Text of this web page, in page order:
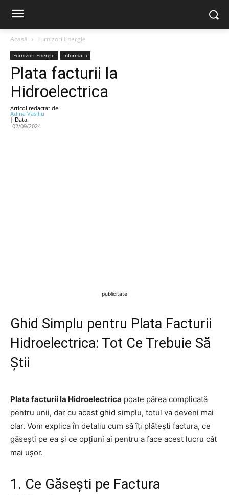
Acasă Furnizori Energie
Furnizori Energie Informatii
Plata facturii la
Hidroelectrica
Articol redactat de
Adina Vasiliu
| Data:
02/09/2024
publicitate
Ghid Simplu pentru Plata Facturii
Hidroelectrica: Tot Ce Trebuie Să
Știi
Plata facturii la Hidroelectrica poate părea complicată
pentru unii, dar cu acest ghid simplu, totul va deveni mai
clar. Vom explica în detaliu cum să îți plătești factura, ce
găsești pe ea și ce opțiuni ai pentru a face acest lucru cât
mai ușor.
1. Ce Găsești pe Factura